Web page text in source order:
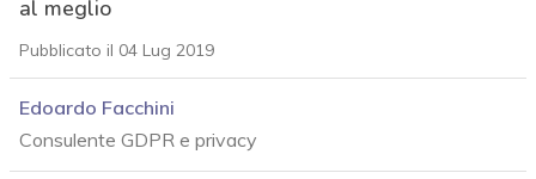
al meglio
Pubblicato il 04 Lug 2019
Edoardo Facchini
Consulente GDPR e privacy